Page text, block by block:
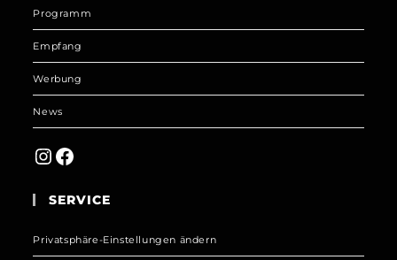
Programm
Empfang
Werbung
News
Instagram
Facebook
SERVICE
Privatsphäre-Einstellungen ändern